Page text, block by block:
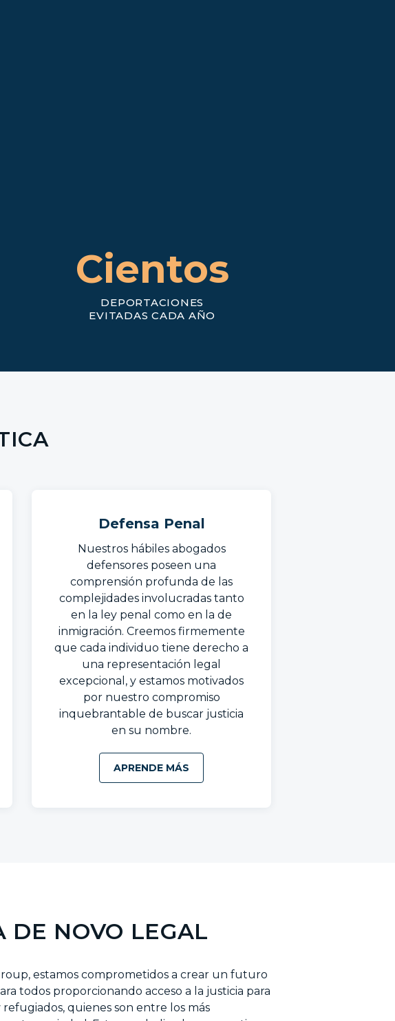
Cientos
DEPORTACIONES
EVITADAS CADA AÑO
Defensa Penal
Nuestros hábiles abogados
defensores poseen una
comprensión profunda de las
complejidades involucradas tanto
en la ley penal como en la de
inmigración. Creemos firmemente
que cada individuo tiene derecho a
una representación legal
excepcional, y estamos motivados
por nuestro compromiso
inquebrantable de buscar justicia
en su nombre.
APRENDE MÁS
DE NOVO LEGAL
estamos comprometidos a crear un futuro
todos proporcionando acceso a la justicia para
refugiados, quienes son entre los más